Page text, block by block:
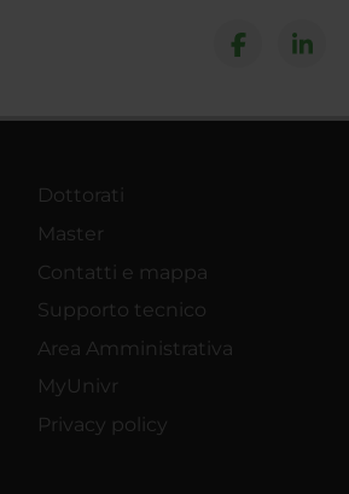
Dottorati
Master
Contatti e mappa
Supporto tecnico
Area Amministrativa
MyUnivr
Privacy policy